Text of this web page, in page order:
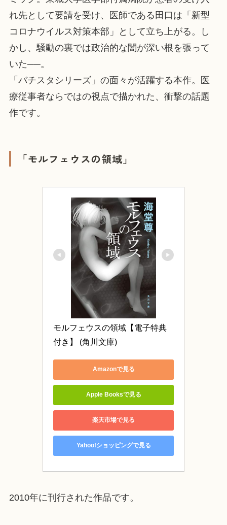
れ先として要請を受け、医師である田口は「新型
コロナウイルス対策本部」として立ち上がる。し
かし、騒動の裏では政治的な闇が深い根を張って
いた──。
「バチスタシリーズ」の面々が活躍する本作。医
療従事者ならではの視点で描かれた、衝撃の話題
作です。
「モルフェウスの領域」
モルフェウスの領域【電子特典
付き】 (角川文庫)
Amazonで見る
Apple Booksで見る
楽天市場で見る
Yahoo!ショッピングで見る
2010年に刊行された作品です。